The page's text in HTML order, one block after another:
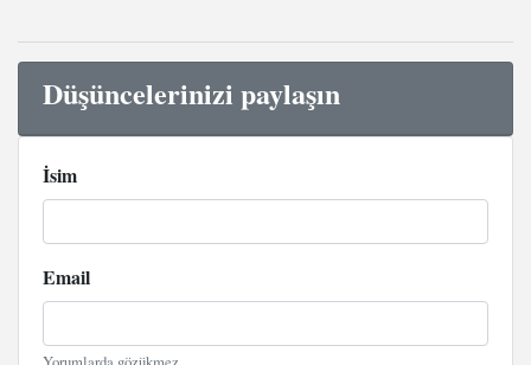
Düşüncelerinizi paylaşın
İsim
Email